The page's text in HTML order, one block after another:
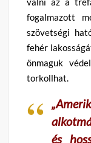
fogalmazott
szövetségi
fehér
önmaguk
torkollhat.
és